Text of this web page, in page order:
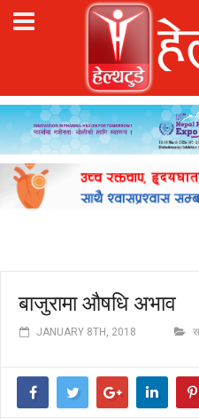
बाजुरामा औषधि अभाव
JANUARY 8TH, 2018